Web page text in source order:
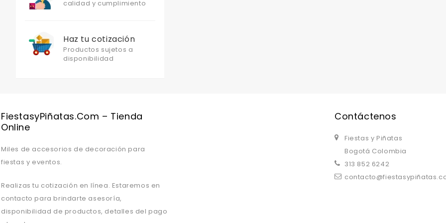
calidad y cumplimiento
Haz tu cotización
Productos sujetos a
disponibilidad
FiestasyPiñatas.com – Tienda
Online
Miles de accesorios de decoración para
fiestas y eventos.
Realizas tu cotización en línea. Estaremos en
contacto para brindarte asesoría,
disponibilidad de productos, detalles del pago
Contáctenos
Fiestas y Piñatas
Bogotá Colombia
313 852 6242